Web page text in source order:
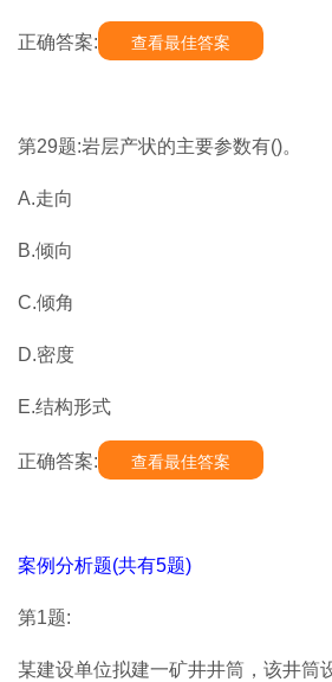
正确答案: 查看最佳答案
第29题:岩层产状的主要参数有()。
A.走向
B.倾向
C.倾角
D.密度
E.结构形式
正确答案: 查看最佳答案
案例分析题(共有5题)
第1题:
某建设单位拟建一矿井井筒，该井筒